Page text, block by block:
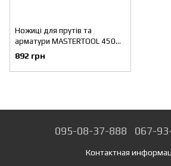
Ножиці для прутів та
арматури MASTERTOOL 450
мм Ø 6 мм T8/HRC53~60 01-
892 грн
095-08-37-888 067-
Контактная